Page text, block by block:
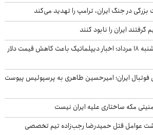
در جنگ ایران، ترامپ را تهدید می‌کند
ایران را نابود کنند
وضعیت بازار ارز فردا یکشنبه ۱۸ مرداد؛ اخبار دیپلماتیک باعث کاهش قیمت دلار
فوتبال ایران؛ امیرحسین طاهری به پرسپولیس پیوست
مکه ساختاری علیه ایران نیست
عوامل قتل حمیدرضا رجب‌زاده تیم تخصصی